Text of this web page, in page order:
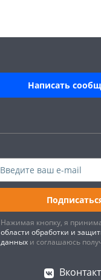
Написать
Нажимая кнопку, я
области обработки и
данных и соглашаюсь